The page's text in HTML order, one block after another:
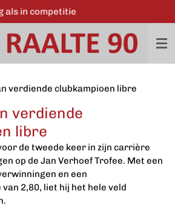
Word ook lid
verdiende clubkampioen libre
verdiende
libre
de tweede keer in zijn carrière
op de Jan Verhoef Trofee. Met een
en een
2,80, liet hij het hele veld